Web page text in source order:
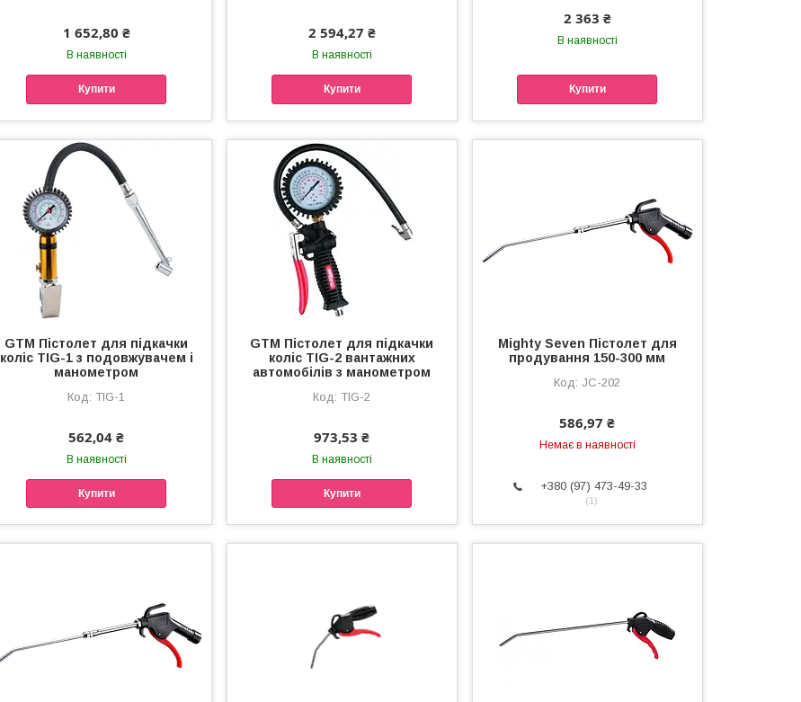
1 652,80 ₴
В наявності
Купити
2 594,27 ₴
В наявності
Купити
2 363 ₴
В наявності
Купити
GTM Пістолет для підкачки
коліс TIG-1 з подовжувачем і
манометром
TIG-1
562,04 ₴
В наявності
Купити
GTM Пістолет для підкачки
коліс TIG-2 вантажних
автомобілів з манометром
TIG-2
973,53 ₴
В наявності
Купити
Mighty Seven Пістолет для
продування 150-300 мм
JC-202
586,97 ₴
Немає в наявності
+380 (97) 473-49-33
1